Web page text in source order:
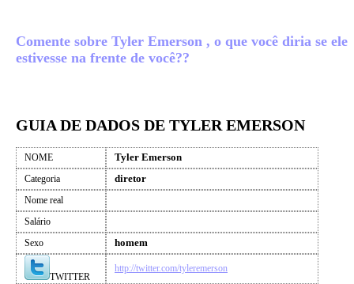
Comente sobre Tyler Emerson , o que você diria se ele
estivesse na frente de você??
GUIA DE DADOS DE TYLER EMERSON
NOME Tyler Emerson
Categoria diretor
Nome real
Salário
Sexo
homem
TWITTER
http://twitter.com/tyleremerson